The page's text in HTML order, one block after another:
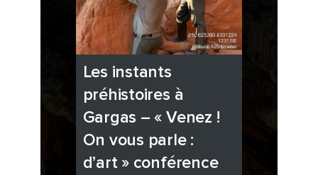
Les instants
préhistoires à
Gargas – « Venez !
On vous parle :
d’art » conférence